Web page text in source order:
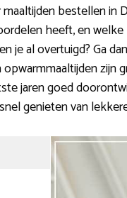
bestellen in
heeft, en
je al overtuigd? Ga
jaren goed
genieten van